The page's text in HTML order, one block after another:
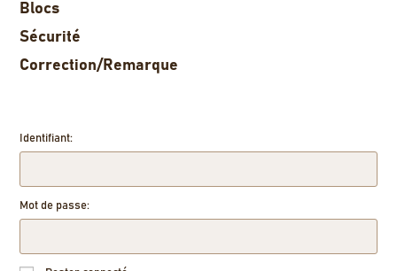
Blocs
Sécurité
Correction/Remarque
Identifiant:
Mot de passe: